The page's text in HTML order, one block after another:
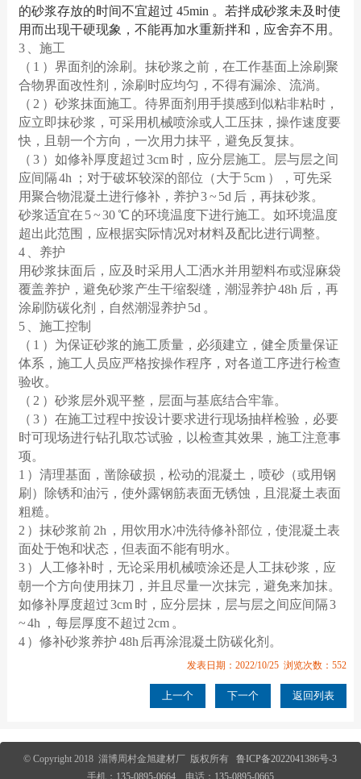
的砂浆存放的时间不宜超过 45min 。若拌成砂浆未及时使
用而出现干硬现象，不能再加水重新拌和，应舍弃不用。
3 、施工
（ 1 ）界面剂的涂刷。抹砂浆之前，在工作基面上涂刷聚
合物界面改性剂，涂刷时应均匀，不得有漏涂、流淌。
（ 2 ）砂浆抹面施工。待界面剂用手摸感到似粘非粘时，
应立即抹砂浆，可采用机械喷涂或人工压抹，操作速度要
快，且朝一个方向，一次用力抹平，避免反复抹。
（ 3 ）如修补厚度超过 3cm 时，应分层施工。层与层之间
应间隔 4h ；对于破坏较深的部位（大于 5cm ），可先采
用聚合物混凝土进行修补，养护 3 ~ 5d 后，再抹砂浆。
砂浆适宜在 5 ~ 30 ℃ 的环境温度下进行施工。如环境温度
超出此范围，应根据实际情况对材料及配比进行调整。
4 、养护
用砂浆抹面后，应及时采用人工洒水并用塑料布或湿麻袋
覆盖养护，避免砂浆产生干缩裂缝，潮湿养护 48h 后，再
涂刷防碳化剂，自然潮湿养护 5d 。
5 、施工控制
（ 1 ）为保证砂浆的施工质量，必须建立，健全质量保证
体系，施工人员应严格按操作程序，对各道工序进行检查
验收。
（ 2 ）砂浆层外观平整，层面与基底结合牢靠。
（ 3 ）在施工过程中按设计要求进行现场抽样检验，必要
时可现场进行钻孔取芯试验，以检查其效果，施工注意事
项。
1 ）清理基面，凿除破损，松动的混凝土，喷砂（或用钢
刷）除锈和油污，使外露钢筋表面无锈蚀，且混凝土表面
粗糙。
2 ）抹砂浆前 2h ，用饮用水冲洗待修补部位，使混凝土表
面处于饱和状态，但表面不能有明水。
3 ）人工修补时，无论采用机械喷涂还是人工抹砂浆，应
朝一个方向使用抹刀，并且尽量一次抹完，避免来加抹。
如修补厚度超过 3cm 时，应分层抹，层与层之间应间隔 3
~ 4h ，每层厚度不超过 2cm 。
4 ）修补砂浆养护 48h 后再涂混凝土防碳化剂。
发表日期：2022/10/25 浏览次数：552
上一个 下一个 返回列表
© Copyright 2018 淄博周村金旭建材厂 版权所有鲁ICP备2022041386号-3
手机： 135-0895-0664电话： 135-0895-0665